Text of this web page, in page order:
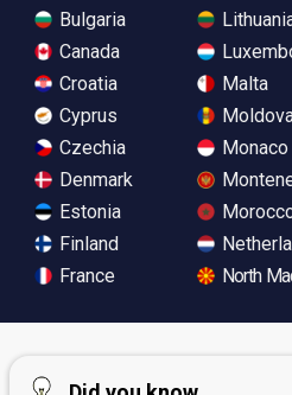
Bulgaria
Canada
Croatia
Cyprus
Czechia
Denmark
Estonia
Finland
France
Malta
Monaco
North